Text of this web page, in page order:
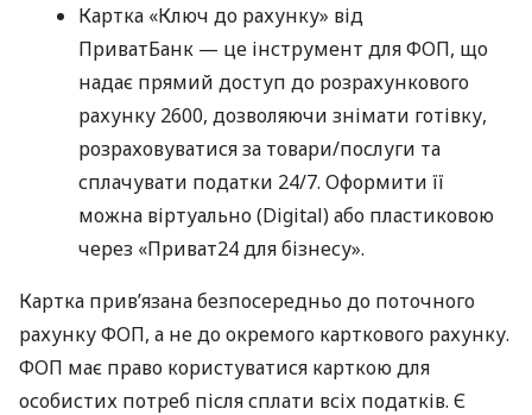
Картка «Ключ до рахунку» від
ПриватБанк — це інструмент для ФОП, що
надає прямий доступ до розрахункового
рахунку 2600, дозволяючи знімати готівку,
розраховуватися за товари/послуги та
сплачувати податки 24/7. Оформити її
можна віртуально (Digital) або пластиковою
через «Приват24 для бізнесу».
Картка прив’язана безпосередньо до поточного
рахунку ФОП, а не до окремого карткового рахунку.
ФОП має право користуватися карткою для
особистих потреб після сплати всіх податків. Є